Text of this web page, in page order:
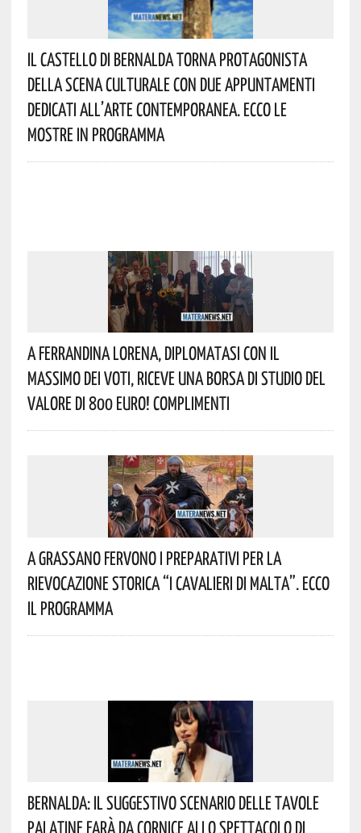
Il Castello Di Bernalda Torna Protagonista
Della Scena Culturale Con Due Appuntamenti
Dedicati All’arte Contemporanea. Ecco Le
Mostre In Programma
A Ferrandina Lorena, Diplomatasi Con Il
Massimo Dei Voti, Riceve Una Borsa Di Studio Del
Valore Di 800 Euro! Complimenti
A Grassano Fervono I Preparativi Per La
Rievocazione Storica “I CAVALIERI DI MALTA”. Ecco
Il Programma
Bernalda: Il Suggestivo Scenario Delle Tavole
Palatine Farà Da Cornice Allo Spettacolo Di